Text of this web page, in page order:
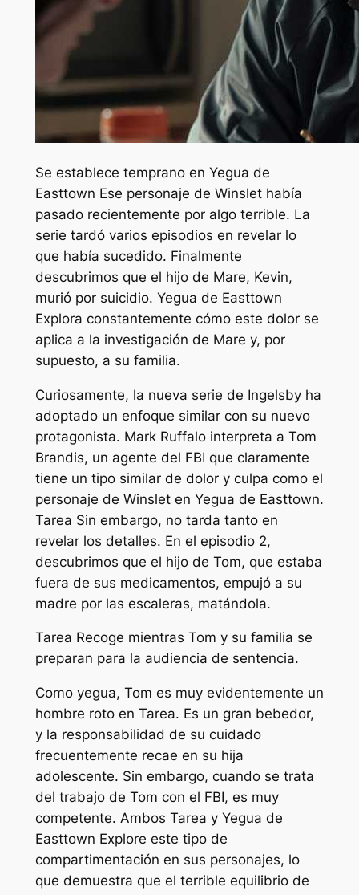
Se establece temprano en Yegua de
Easttown Ese personaje de Winslet había
pasado recientemente por algo terrible. La
serie tardó varios episodios en revelar lo
que había sucedido. Finalmente
descubrimos que el hijo de Mare, Kevin,
murió por suicidio. Yegua de Easttown
Explora constantemente cómo este dolor se
aplica a la investigación de Mare y, por
supuesto, a su familia.
Curiosamente, la nueva serie de Ingelsby ha
adoptado un enfoque similar con su nuevo
protagonista. Mark Ruffalo interpreta a Tom
Brandis, un agente del FBI que claramente
tiene un tipo similar de dolor y culpa como el
personaje de Winslet en Yegua de Easttown.
Tarea Sin embargo, no tarda tanto en
revelar los detalles. En el episodio 2,
descubrimos que el hijo de Tom, que estaba
fuera de sus medicamentos, empujó a su
madre por las escaleras, matándola.
Tarea Recoge mientras Tom y su familia se
preparan para la audiencia de sentencia.
Como yegua, Tom es muy evidentemente un
hombre roto en Tarea. Es un gran bebedor,
y la responsabilidad de su cuidado
frecuentemente recae en su hija
adolescente. Sin embargo, cuando se trata
del trabajo de Tom con el FBI, es muy
competente. Ambos Tarea y Yegua de
Easttown Explore este tipo de
compartimentación en sus personajes, lo
que demuestra que el terrible equilibrio de